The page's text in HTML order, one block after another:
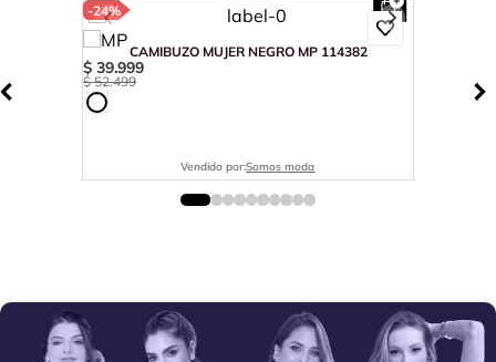
-24%
CAMIBUZO MUJER NEGRO MP 114382
$ 39.999
$ 52.499
Vendido por:Somos moda